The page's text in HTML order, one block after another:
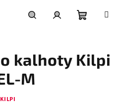
košík
kalhoty Kilpi
M
KILPI